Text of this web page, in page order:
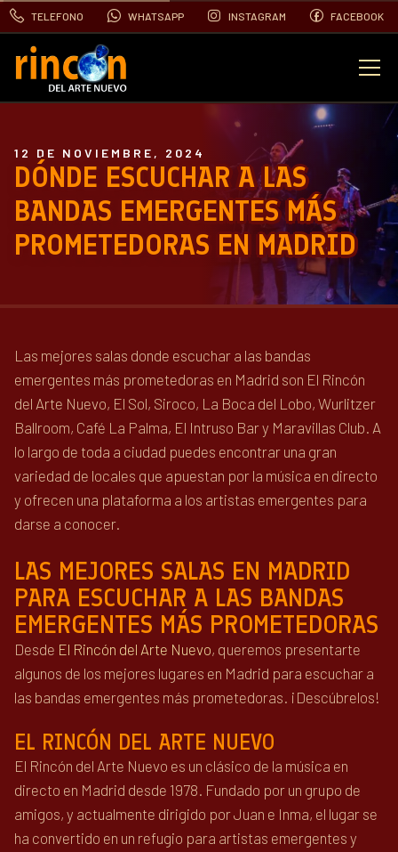
TELEFONO WHATSAPP INSTAGRAM FACEBOOK
DÓNDE ESCUCHAR A LAS
BANDAS EMERGENTES MÁS
PROMETEDORAS EN MADRID
12 DE NOVIEMBRE, 2024
Las mejores salas donde escuchar a las bandas
emergentes más prometedoras en Madrid son El Rincón
del Arte Nuevo, El Sol, Siroco, La Boca del Lobo, Wurlitzer
Ballroom, Café La Palma, El Intruso Bar y Maravillas Club. A
lo largo de toda a ciudad puedes encontrar una gran
variedad de locales que apuestan por la música en directo
y ofrecen una plataforma a los artistas emergentes para
darse a conocer.
LAS MEJORES SALAS EN MADRID
PARA ESCUCHAR A LAS BANDAS
EMERGENTES MÁS PROMETEDORAS
Desde El Rincón del Arte Nuevo, queremos presentarte
algunos de los mejores lugares en Madrid para escuchar a
las bandas emergentes más prometedoras. ¡Descúbrelos!
EL RINCÓN DEL ARTE NUEVO
El Rincón del Arte Nuevo es un clásico de la música en
directo en Madrid desde 1978. Fundado por un grupo de
amigos, y actualmente dirigido por Juan e Inma, el lugar se
ha convertido en un refugio para artistas emergentes y
EVENTOS
FOTOS
VIDEOS
CONTACTO